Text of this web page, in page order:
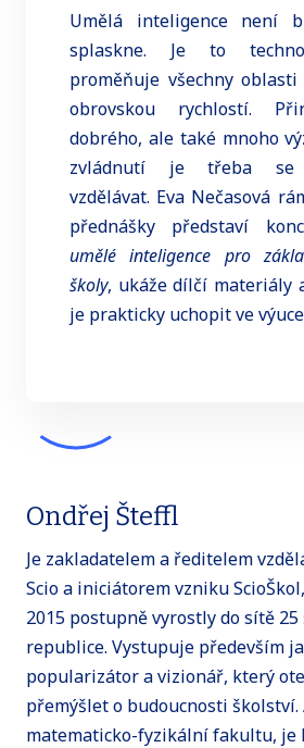
Umělá inteligence není
splaskne. Je to
proměňuje všechny
obrovskou rychlostí.
dobrého, ale také mnoho
zvládnutí je třeba se
vzdělávat. Eva Nečasová
přednášky představí
umělé inteligence pro
školy, ukáže dílčí materiály
je prakticky uchopit ve
Ondřej Šteffl
Je zakladatelem a ředitelem
Scio a iniciátorem vzniku
2015 postupně vyrostly do sítě 25
republice. Vystupuje především
popularizátor a vizionář, který
přemýšlet o budoucnosti školství.
matematicko-fyzikální fakultu, je